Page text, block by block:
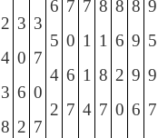
2
4
3
8
3
0
6
2
3
7
0
7
6
5
4
2
7
0
6
7
7
1
1
4
8
1
8
7
8
6
2
0
8
9
9
6
9
5
9
7